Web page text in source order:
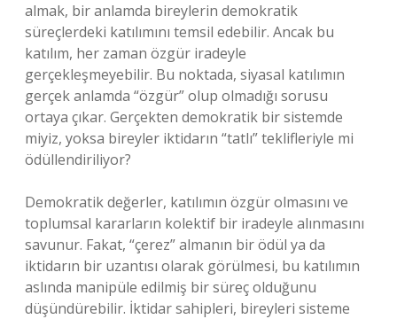
almak, bir anlamda bireylerin demokratik
süreçlerdeki katılımını temsil edebilir. Ancak bu
katılım, her zaman özgür iradeyle
gerçekleşmeyebilir. Bu noktada, siyasal katılımın
gerçek anlamda “özgür” olup olmadığı sorusu
ortaya çıkar. Gerçekten demokratik bir sistemde
miyiz, yoksa bireyler iktidarın “tatlı” teklifleriyle mi
ödüllendiriliyor?
Demokratik değerler, katılımın özgür olmasını ve
toplumsal kararların kolektif bir iradeyle alınmasını
savunur. Fakat, “çerez” almanın bir ödül ya da
iktidarın bir uzantısı olarak görülmesi, bu katılımın
aslında manipüle edilmiş bir süreç olduğunu
düşündürebilir. İktidar sahipleri, bireyleri sisteme